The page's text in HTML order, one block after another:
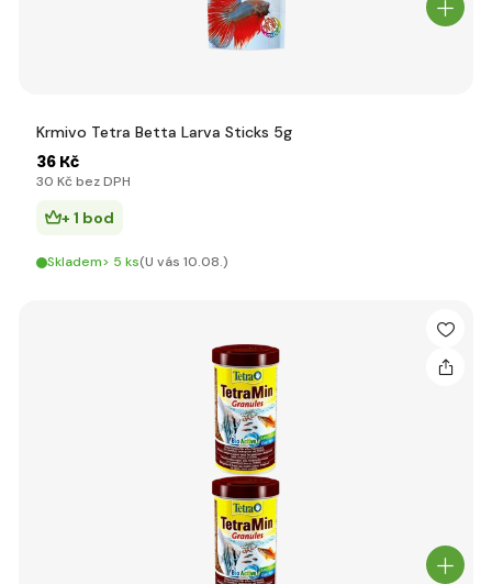
Krmivo Tetra Betta Larva Sticks 5g
36 Kč
30 Kč bez DPH
+ 1 bod
Skladem> 5 ks(U vás 10.08.)